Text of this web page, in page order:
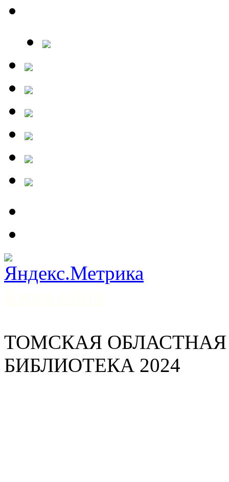
ТОМСКАЯ
БИБЛИОТЕКА 2024